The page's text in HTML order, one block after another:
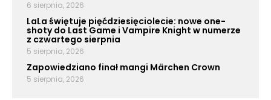
6 sierpnia, 2026
LaLa świętuje pięćdziesięciolecie: nowe one-
shoty do Last Game i Vampire Knight w numerze
z czwartego sierpnia
5 sierpnia, 2026
Zapowiedziano finał mangi Märchen Crown
5 sierpnia, 2026